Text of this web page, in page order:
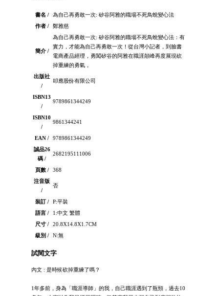
書名 /
為自己再勇敢一次: 矽谷阿雅的職場不死鳥蛻變心法
作者 /
鄭雅慈
簡介 /
為自己再勇敢一次: 矽谷阿雅的職場不死鳥蛻變心法：有
實力，才能為自己再勇敢一次！從台灣小記者，到臉書
電商產品經理，勇闖矽谷的阿雅在職涯顛峰再度展現砍
掉重練的勇氣，
出版社
/
叩應股份有限公司
ISBN13
/
9789861344249
ISBN10
/
9861344241
EAN /
9789861344249
誠品26
碼 /
2682195111006
頁數 /
368
注音版
/
否
裝訂 /
P:平裝
語言 /
1:中文 繁體
尺寸 /
20.8X14.8X1.7CM
級別 /
N:無
試閱文字
內文 : 是時候砍掉重練了嗎？
1年多前，身為「職涯導師」的我，自己職涯遇到了瓶頸，過去10